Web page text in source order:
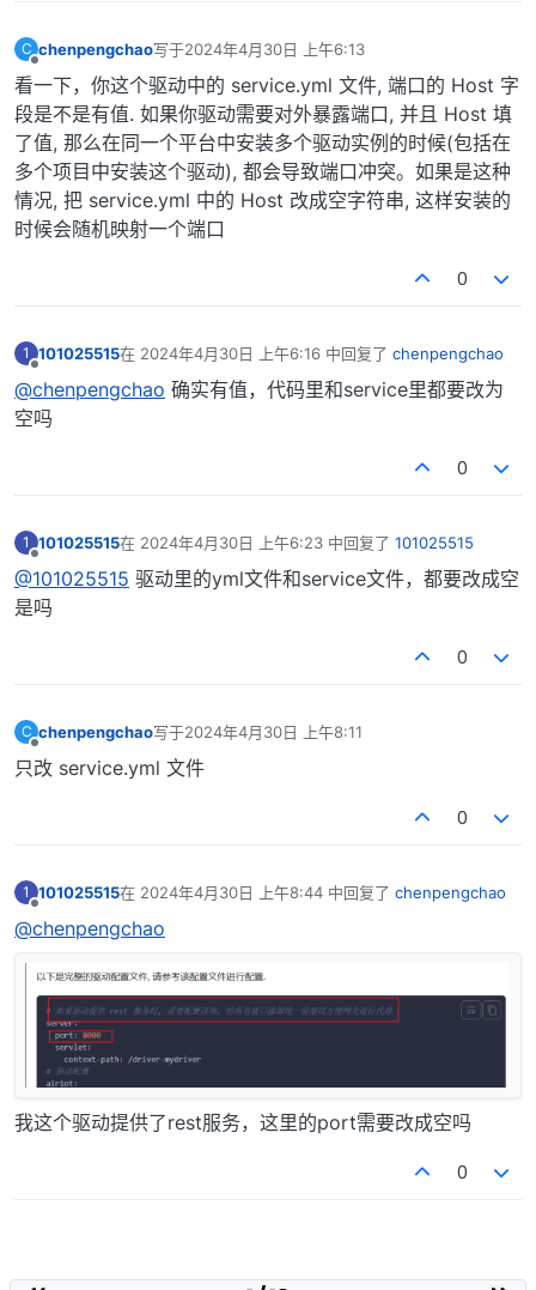
C chenpengchao写于2024年4月30日 上午6:13
最后由 编辑
看一下，你这个驱动中的 service.yml 文件, 端口的 Host 字
段是不是有值. 如果你驱动需要对外暴露端口, 并且 Host 填
了值, 那么在同一个平台中安装多个驱动实例的时候(包括在
多个项目中安装这个驱动), 都会导致端口冲突。如果是这种
情况, 把 service.yml 中的 Host 改成空字符串, 这样安装的
时候会随机映射一个端口
0
1 101025515在 2024年4月30日 上午6:16 中回复了 chenpengchao
最后由 编辑
@chenpengchao 确实有值，代码里和service里都要改为
空吗
0
1 101025515在 2024年4月30日 上午6:23 中回复了 101025515
最后由 编辑
@101025515 驱动里的yml文件和service文件，都要改成空
是吗
0
C
离线
chenpengchao写于2024年4月30日 上午8:11
最后由 编辑
只改 service.yml 文件
0
1 101025515在 2024年4月30日 上午8:44 中回复了 chenpengchao
最后由 编辑
@chenpengchao
我这个驱动提供了rest服务，这里的port需要改成空吗
0